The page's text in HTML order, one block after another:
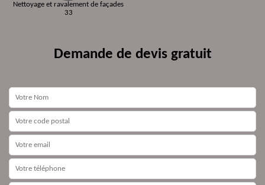
Nettoyage et ravalement de façades
33
Demande de devis gratuit